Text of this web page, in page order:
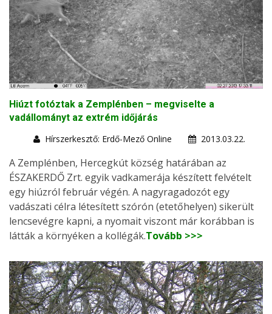
Hiúzt fotóztak a Zemplénben – megviselte a
vadállományt az extrém időjárás
Hírszerkesztő: Erdő-Mező Online
2013.03.22.
A Zemplénben, Hercegkút község határában az
ÉSZAKERDŐ Zrt. egyik vadkamerája készített felvételt
egy hiúzról február végén. A nagyragadozót egy
vadászati célra létesített szórón (etetőhelyen) sikerült
lencsevégre kapni, a nyomait viszont már korábban is
látták a környéken a kollégák.Tovább >>>